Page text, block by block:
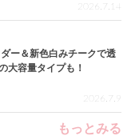
2026.7.14
ー＆新色白みチークで透
大容量タイプも！
2026.7.9
もっとみる